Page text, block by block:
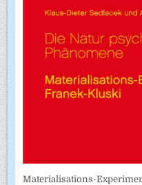
Materialisations-